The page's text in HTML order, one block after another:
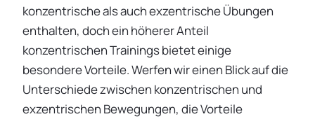
konzentrische als auch exzentrische Übungen
enthalten, doch ein höherer Anteil
konzentrischen Trainings bietet einige
besondere Vorteile. Werfen wir einen Blick auf die
Unterschiede zwischen konzentrischen und
exzentrischen Bewegungen, die Vorteile